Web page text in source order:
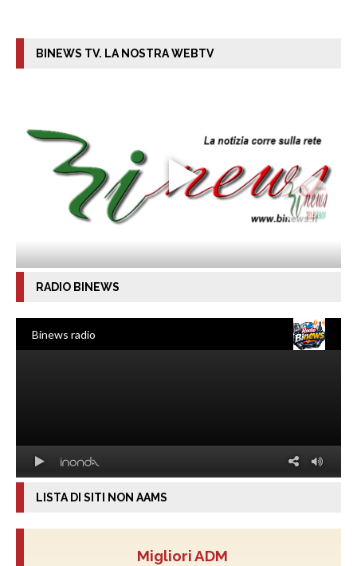
BINEWS TV. LA NOSTRA WEBTV
RADIO BINEWS
LISTA DI SITI NON AAMS
Migliori ADM